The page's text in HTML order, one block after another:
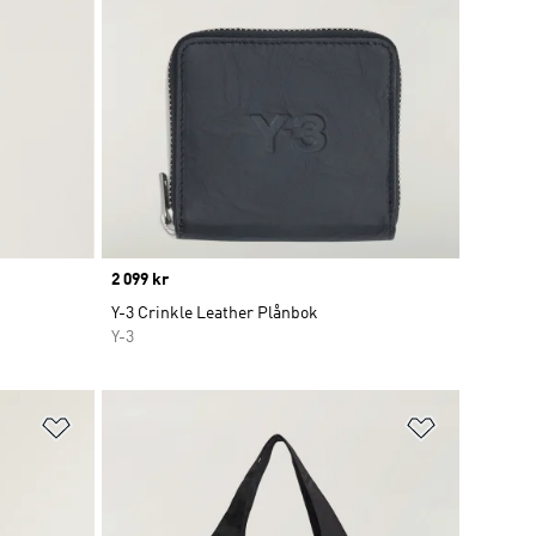
Price
2 099 kr
Y-3 Crinkle Leather Plånbok
Y-3